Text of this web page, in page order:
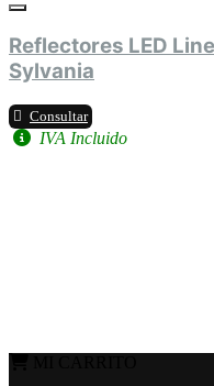
Reflectores LED
Sylvania
Consultar
IVA Incluido